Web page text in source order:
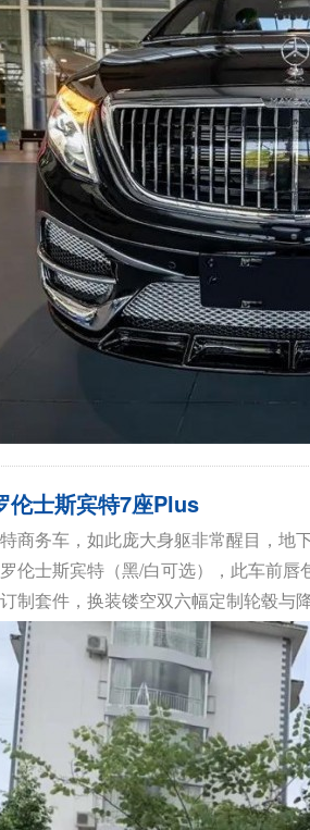
伦士斯宾特7座Plus
商务车，如此庞大身躯非常醒目，
伦士斯宾特（黑/白可选），此车前
制套件，换装镂空双六幅定制轮毂与